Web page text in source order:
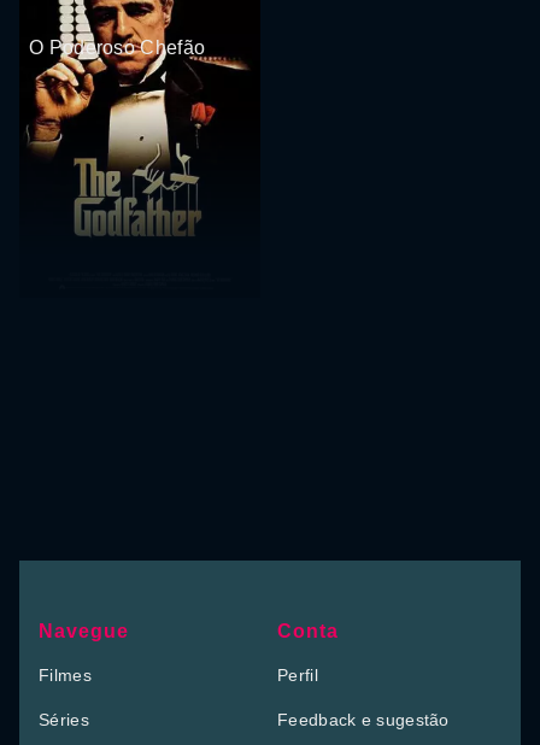
O Poderoso Chefão
Navegue
Filmes
Séries
Conta
Perfil
Feedback e sugestão